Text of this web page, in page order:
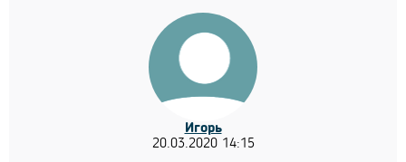
Игорь
20.03.2020 14:15